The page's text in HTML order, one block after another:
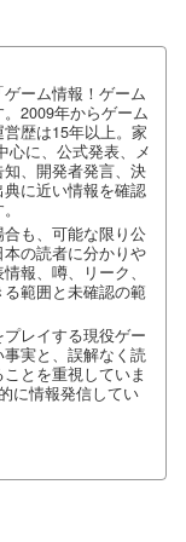
ーム情報！ゲーム
2009年からゲーム
歴は15年以上。家
心に、公式発表、メ
、開発者発言、決
に近い情報を確認
も、可能な限り公
の読者に分かりや
報、噂、リーク、
範囲と未確認の範
レイする現役ゲー
実と、誤解なく読
とを重視していま
に情報発信してい